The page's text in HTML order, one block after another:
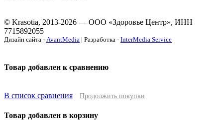
© Krasotia, 2013-2026 — ООО «Здоровье Центр», ИНН
7715892055
Дизайн сайта - AvantMedia | Разработка - InterMedia Service
Товар добавлен к сравнению
В список сравнения Продолжить покупки
Товар добавлен в корзину